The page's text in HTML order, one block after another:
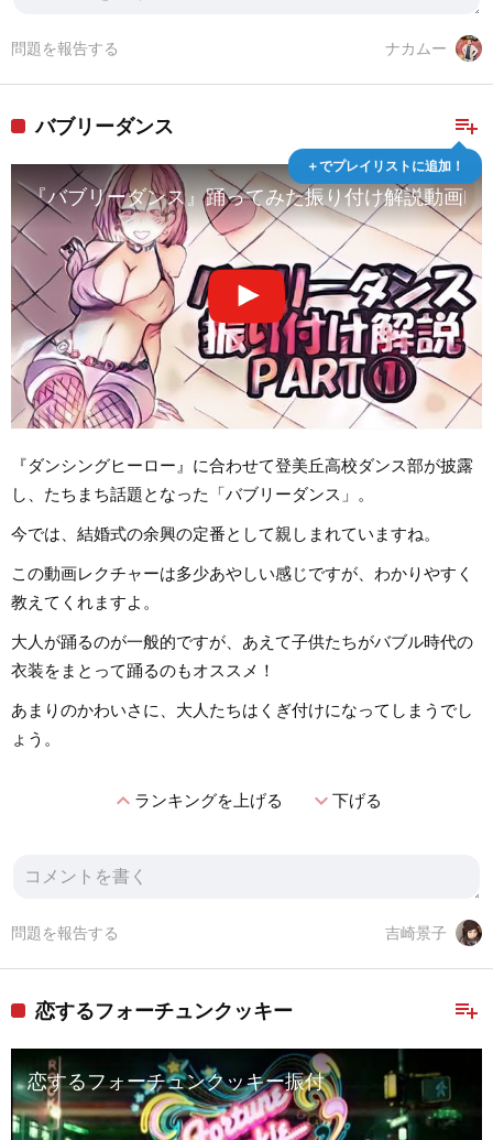
ナカムー
問題を報告する
playlist_add
＋でプレイリストに追加！
バブリーダンス
『バブリーダンス』踊ってみた振り付け解説動画
『ダンシングヒーロー』に合わせて登美丘高校ダンス部が披露
し、たちまち話題となった「バブリーダンス」。
今では、結婚式の余興の定番として親しまれていますね。
この動画レクチャーは多少あやしい感じですが、わかりやすく
教えてくれますよ。
大人が踊るのが一般的ですが、あえて子供たちがバブル時代の
衣装をまとって踊るのもオススメ！
あまりのかわいさに、大人たちはくぎ付けになってしまうでし
ょう。
expand_lessランキングを上げる expand_more下げる
吉崎景子
問題を報告する
playlist_add
恋するフォーチュンクッキー
恋するフォーチュンクッキー振付